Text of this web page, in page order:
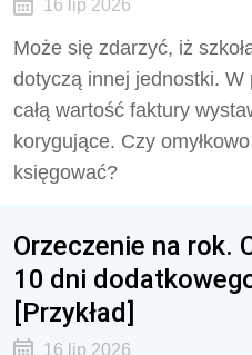
16 lip 2026
Może się zdarzyć, iż
dotyczą innej jednostki.
całą wartość faktury
korygujące. Czy
księgować?
Orzeczenie na rok.
10 dni
[Przykład]
16 lip 2026